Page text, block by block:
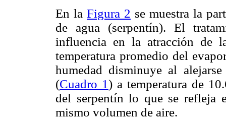
En la Figura 2 se muestra la
de agua (serpentín). El
influencia en la atracción de
temperatura promedio del
humedad disminuye al
(Cuadro 1) a temperatura de
del serpentín lo que se refleja
mismo volumen de aire.